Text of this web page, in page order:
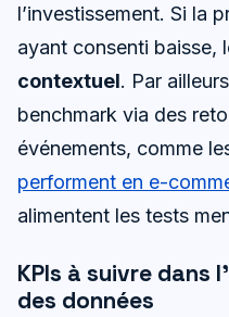
l’investissement. Si la
ayant consenti baisse,
contextuel. Par
benchmark via des
événements, comme
performent en e-
alimentent les tests
KPIs à suivre dans
des données